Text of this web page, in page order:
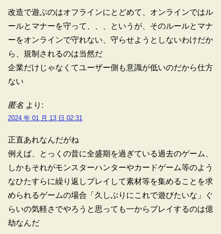
改造で遊ぶのはオフラインにとどめて、オンラインではル
ールとマナーを守って、、、というが、そのルールとマナ
ーをオンラインで守れない、守らせようとしないわけだか
ら、規制されるのは当然だ
企業だけじゃなくてユーザー側も意識が低いのだから仕方
ない
匿名 より:
2024 年 01 月 13 日 02:31
正直あれなんだがね
例えば、とっくの昔に全盛期を過ぎている過去のゲーム、
しかもそれがモンスターハンターやカードゲーム等のよう
なひたすらに繰り返しプレイして素材等を集めることを求
められるゲームの場合「久しぶりにこれで遊びたいな」ぐ
らいの気軽さでやろうと思っても一からプレイするのは億
劫なんだ